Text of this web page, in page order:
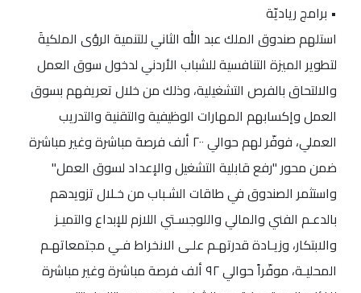
• برامج رياديّة
استلهم صندوق الملك عبد الله الثاني للتنمية الرؤى الملكيةَ
لتطوير الميزة التنافسية للشباب الأردني لدخول سوق العمل
والالتحاق بالفرص التشغيلية، وذلك من خلال تعريفهم بسوق
العمل وإكسابهم المهارات الوظيفية والتقنية والتدريب
العملي، فوفّر لهم حوالي ٢٠٠ ألف فرصة مباشرة وغير مباشرة
ضمن محور "رفع قابلية التشغيل والإعداد لسوق العمل"
واستثمر الصندوق في طاقات الشـباب من خـلال تزويدهم
بالدعـم الفني والمالي واللوجسـتي اللازم للإبداع والتميـز
والابتكار، وزيـادة قدرتهـم علـى الانخراط فـي مجتمعاتهـم
المحليـة، موفّراً حوالي ٩٢ ألف فرصة مباشرة وغير مباشرة